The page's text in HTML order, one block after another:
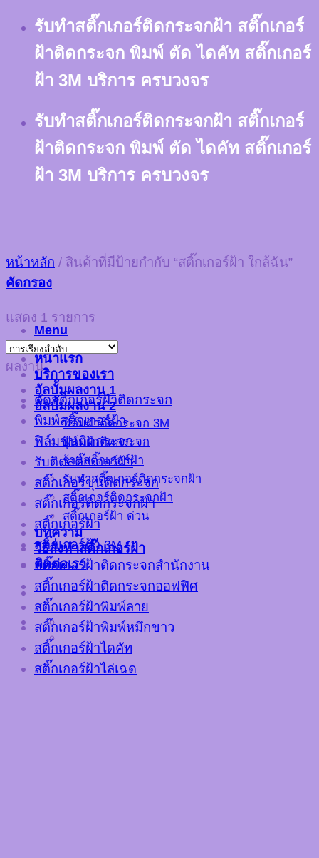
content
รับทำสติ๊กเกอร์ติดกระจกฝ้า สติ๊กเกอร์
ฝ้าติดกระจก พิมพ์ ตัด ไดคัท สติ๊กเกอร์
ฝ้า 3M บริการ ครบวงจร
รับทำสติ๊กเกอร์ติดกระจกฝ้า สติ๊กเกอร์
ฝ้าติดกระจก พิมพ์ ตัด ไดคัท สติ๊กเกอร์
ฝ้า 3M บริการ ครบวงจร
Menu
หน้าแรก
บริการของเรา
อัลบั้มผลงาน 1
อัลบั้มผลงาน 2
ฟิล์มฝ้าติดกระจก 3M
ฟิล์มฝ้าติดกระจก
ร้านสติ๊กเกอร์ฝ้า
รับทำสติ๊กเกอร์ติดกระจกฝ้า
สติ๊กเกอร์ติดกระจกฝ้า
สติ๊กเกอร์ฝ้า ด่วน
บทความ
วิธีสั่งทำสติ๊กเกอร์ฝ้า
ติดต่อเรา
หน้าหลัก / สินค้าที่มีป้ายกำกับ “สติ๊กเกอร์ฝ้า ใกล้ฉัน”
คัดกรอง
แสดง 1 รายการ
ผลงาน
ตัดสติ๊กเกอร์ฝ้าติดกระจก
พิมพ์สติ๊กเกอร์ฝ้า
ฟิล์มขุ่นติดกระจก
รับติดสติ๊กเกอร์ฝ้า
สติ๊กเกอร์ขุ่นติดกระจก
สติ๊กเกอร์ติดกระจกฝ้า
สติ๊กเกอร์ฝ้า
สติ๊กเกอร์ฝ้า 3M
สติ๊กเกอร์ฝ้าติดกระจกสำนักงาน
สติ๊กเกอร์ฝ้าติดกระจกออฟฟิศ
สติ๊กเกอร์ฝ้าพิมพ์ลาย
สติ๊กเกอร์ฝ้าพิมพ์หมึกขาว
สติ๊กเกอร์ฝ้าไดคัท
สติ๊กเกอร์ฝ้าไล่เฉด